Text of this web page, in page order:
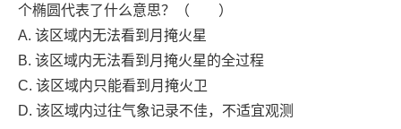
个椭圆代表了什么意思？（ ）
A. 该区域内无法看到月掩火星
B. 该区域内无法看到月掩火星的全过程
C. 该区域内只能看到月掩火卫
D. 该区域内过往气象记录不佳，不适宜观测